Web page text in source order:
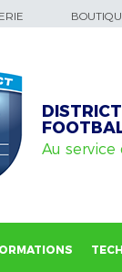
Au service